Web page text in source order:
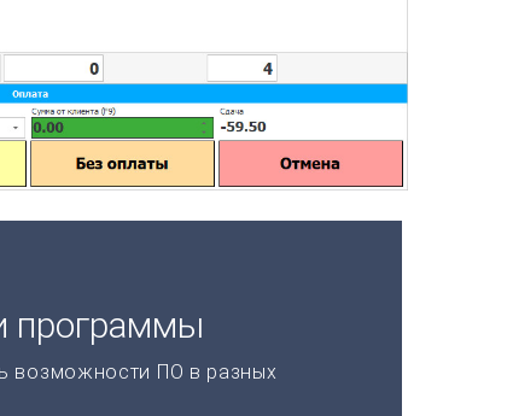
программы
возможности ПО в разных